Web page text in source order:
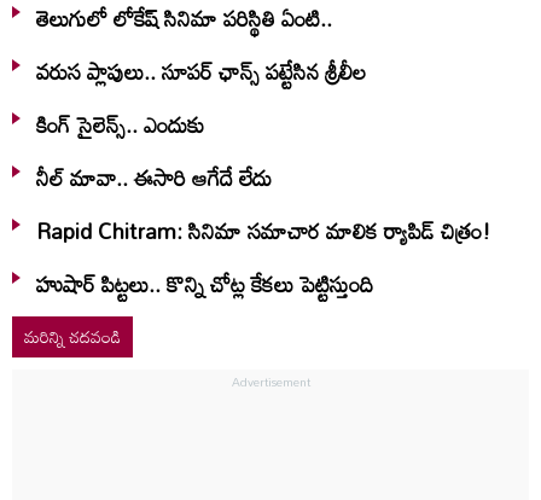
తెలుగులో లోకేష్ సినిమా పరిస్థితి ఏంటి..
వరుస ప్లాపులు.. సూపర్ ఛాన్స్ పట్టేసిన శ్రీలీల
కింగ్ సైలెన్స్.. ఎందుకు
నీల్ మావా.. ఈసారి ఆగేదే లేదు
Rapid Chitram: సినిమా సమాచార మాలిక ర్యాపిడ్ చిత్రం!
హుషార్‌ పిట్టలు.. కొన్ని చోట్ల కేకలు పెట్టిస్తుంది
మరిన్ని చదవండి